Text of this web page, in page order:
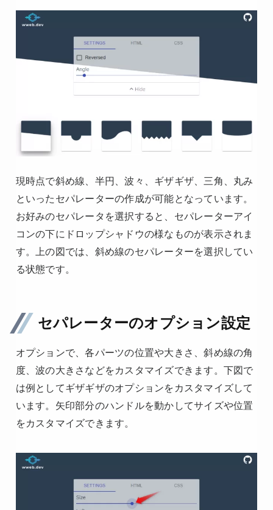
現時点で斜め線、半円、波々、ギザギザ、三角、丸み
といったセパレーターの作成が可能となっています。
お好みのセパレータを選択すると、セパレーターアイ
コンの下にドロップシャドウの様なものが表示されま
す。上の図では、斜め線のセパレーターを選択してい
る状態です。
セパレーターのオプション設定
オプションで、各パーツの位置や大きさ、斜め線の角
度、波の大きさなどをカスタマイズできます。下図で
は例としてギザギザのオプションをカスタマイズして
います。矢印部分のハンドルを動かしてサイズや位置
をカスタマイズできます。